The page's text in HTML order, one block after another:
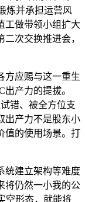
炼并承担运营风
工做带领小组扩大
次交换推进会，
应赐与这一重生
产力的提拔。
错、被全方位支
出产力不是股东小
值的使用场景。打
建立架构等难度
将仍然一小我的公
空形态，就能将